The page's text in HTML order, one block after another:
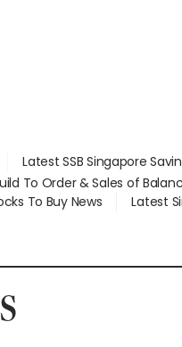
Latest SSB Singapore
To Order & Sales of
To Buy News
Latest